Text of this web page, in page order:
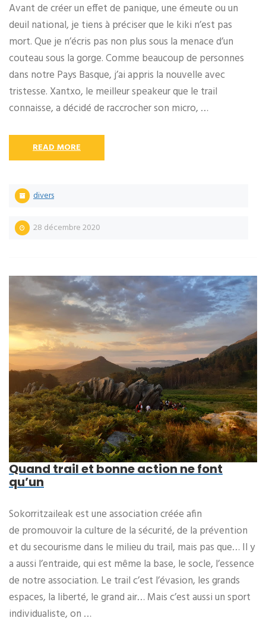
Avant de créer un effet de panique, une émeute ou un
deuil national, je tiens à préciser que le kiki n’est pas
mort. Que je n’écris pas non plus sous la menace d’un
couteau sous la gorge. Comme beaucoup de personnes
dans notre Pays Basque, j’ai appris la nouvelle avec
tristesse. Xantxo, le meilleur speakeur que le trail
connaisse, a décidé de raccrocher son micro, …
READ MORE
divers
28 décembre 2020
Quand trail et bonne action ne font
qu’un
Sokorritzaileak est une association créée afin
de promouvoir la culture de la sécurité, de la prévention
et du secourisme dans le milieu du trail, mais pas que… Il y
a aussi l’entraide, qui est même la base, le socle, l’essence
de notre association. Le trail c’est l’évasion, les grands
espaces, la liberté, le grand air… Mais c’est aussi un sport
individualiste, on …